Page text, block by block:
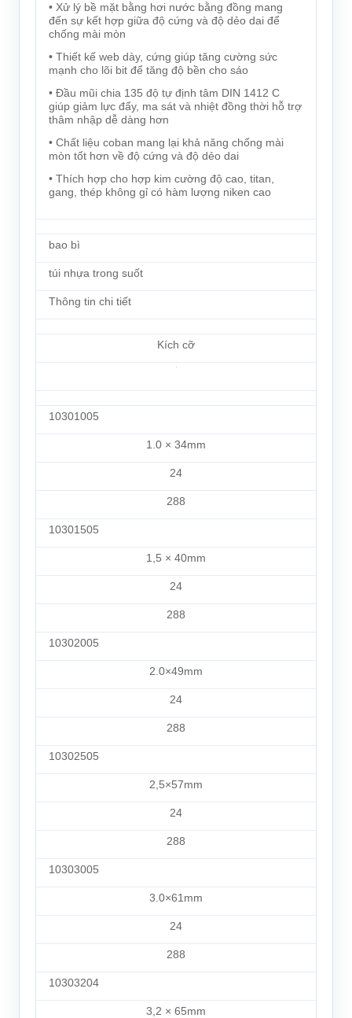
• Xử lý bề mặt bằng hơi nước bằng đồng mang
đến sự kết hợp giữa độ cứng và độ dẻo dai để
chống mài mòn
• Thiết kế web dày, cứng giúp tăng cường sức
mạnh cho lõi bit để tăng độ bền cho sáo
• Đầu mũi chia 135 độ tự định tâm DIN 1412 C
giúp giảm lực đẩy, ma sát và nhiệt đồng thời hỗ trợ
thâm nhập dễ dàng hơn
• Chất liệu coban mang lại khả năng chống mài
mòn tốt hơn về độ cứng và độ dẻo dai
• Thích hợp cho hợp kim cường độ cao, titan,
gang, thép không gỉ có hàm lượng niken cao
bao bì
túi nhựa trong suốt
Thông tin chi tiết
Kích cỡ
10301005
1.0 × 34mm
24
288
10301505
1,5 × 40mm
24
288
10302005
2.0×49mm
24
288
10302505
2,5×57mm
24
288
10303005
3.0×61mm
24
288
10303204
3,2 × 65mm